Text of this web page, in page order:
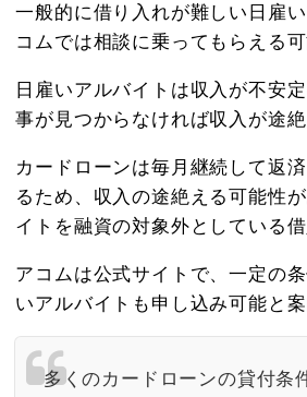
一般的に借り入れが難しい日雇
コムでは相談に乗ってもらえる
日雇いアルバイトは収入が不安
事が見つからなければ収入が途絶
カードローンは毎月継続して返
るため、収入の途絶える可能性
イトを融資の対象外としている借
アコムは公式サイトで、一定の
いアルバイトも申し込み可能と案
多くのカードローンの貸付条